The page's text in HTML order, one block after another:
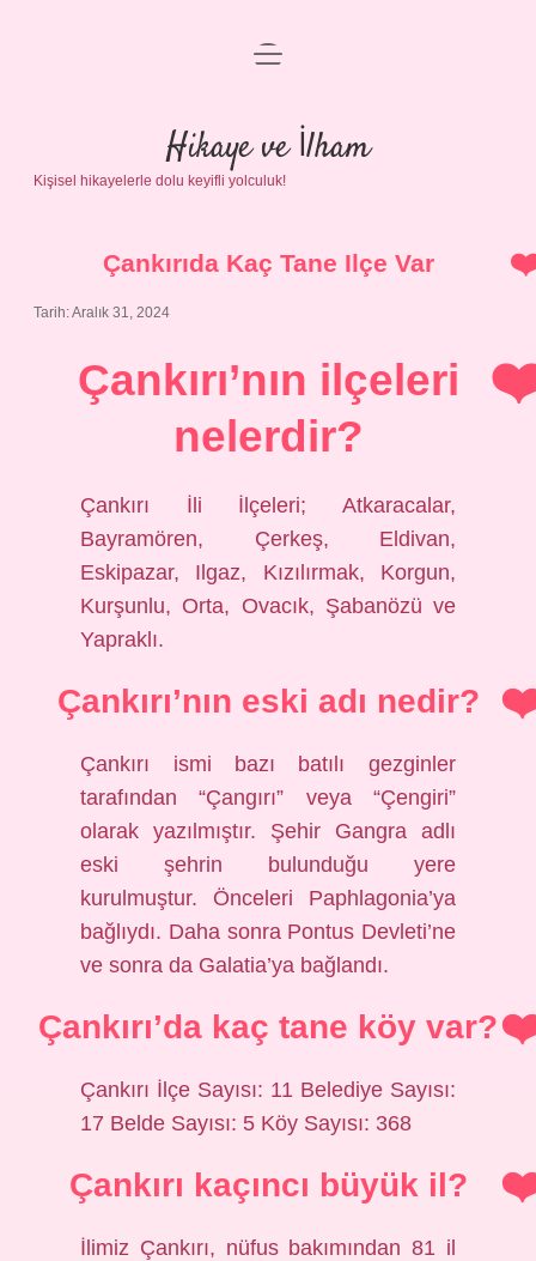
Anasayfa
Gizlilik Politikası
Yasal Uyarı
menüyü
Hikaye ve İlham
Kişisel hikayelerle dolu keyifli yolculuk!
Çankırıda Kaç Tane Ilçe Var
Tarih: Aralık 31, 2024
Çankırı’nın ilçeleri
nelerdir?
Çankırı İli İlçeleri; Atkaracalar,
Bayramören, Çerkeş, Eldivan,
Eskipazar, Ilgaz, Kızılırmak, Korgun,
Kurşunlu, Orta, Ovacık, Şabanözü ve
Yapraklı.
Çankırı’nın eski adı nedir?
Çankırı ismi bazı batılı gezginler
tarafından “Çangırı” veya “Çengiri”
olarak yazılmıştır. Şehir Gangra adlı
eski şehrin bulunduğu yere
kurulmuştur. Önceleri Paphlagonia’ya
bağlıydı. Daha sonra Pontus Devleti’ne
ve sonra da Galatia’ya bağlandı.
Çankırı’da kaç tane köy var?
Çankırı İlçe Sayısı: 11 Belediye Sayısı:
17 Belde Sayısı: 5 Köy Sayısı: 368
Çankırı kaçıncı büyük il?
İlimiz Çankırı, nüfus bakımından 81 il